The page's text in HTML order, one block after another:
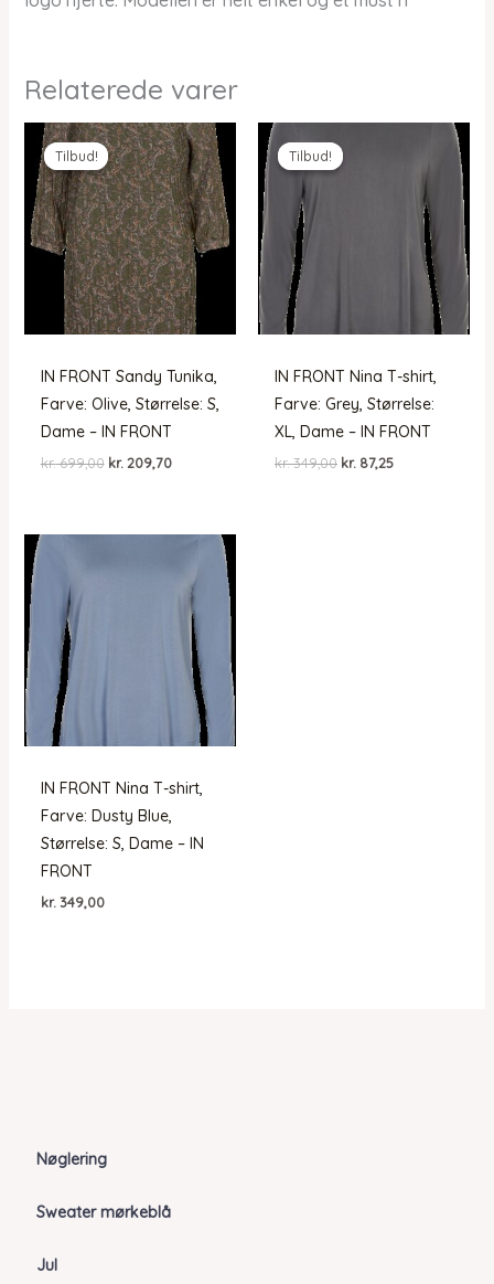
Nøglering
Sweater mørkeblå
Jul
Relaterede varer
Tilbud!
Tilbud!
IN FRONT Sandy Tunika,
Farve: Olive, Størrelse: S,
Dame – IN FRONT
kr.699,00 Den
kr. 699,00.
kr.209,70Den
kr. 209,70.
Tilbud!
Tilbud!
IN FRONT Nina T-shirt,
Farve: Grey, Størrelse:
XL, Dame – IN FRONT
kr.349,00 Den
kr. 87,25Den
IN FRONT Nina T-shirt,
Farve: Dusty Blue,
Størrelse: S, Dame – IN
FRONT
kr.349,00